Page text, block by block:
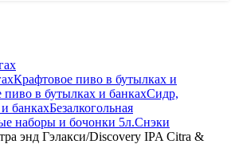
Крафтовое пиво в бутылках и
в бутылках и банкахСидр,
банкахБезалкогольная
наборы и бочонки 5л.Снэки
энд Гэлакси/Discovery IPA Citra &